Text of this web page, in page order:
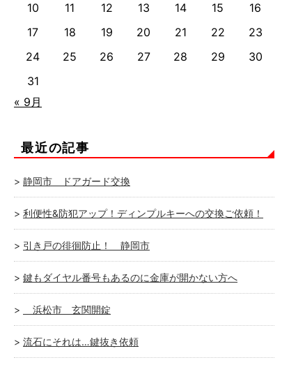
10
11 12 13 14 15
16
17
18 19 20 21 22
23
24
25 26 27 28 29
30
31
« 9月
最近の記事
静岡市 ドアガード交換
利便性&防犯アップ！ディンプルキーへの交換ご依頼！
引き戸の徘徊防止！ 静岡市
鍵もダイヤル番号もあるのに金庫が開かない方へ
浜松市 玄関開錠
流石にそれは…鍵抜き依頼